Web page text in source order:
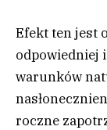
Efekt ten jest
odpowiedniej
warunków
roczne